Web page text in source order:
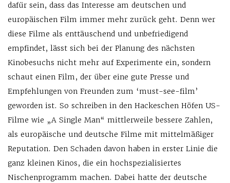
dafür sein, dass das Interesse am deutschen und
europäischen Film immer mehr zurück geht. Denn wer
diese Filme als enttäuschend und unbefriedigend
empfindet, lässt sich bei der Planung des nächsten
Kinobesuchs nicht mehr auf Experimente ein, sondern
schaut einen Film, der über eine gute Presse und
Empfehlungen von Freunden zum ‘must-see-film’
geworden ist. So schreiben in den Hackeschen Höfen US-
Filme wie „A Single Man“ mittlerweile bessere Zahlen,
als europäische und deutsche Filme mit mittelmäßiger
Reputation. Den Schaden davon haben in erster Linie die
ganz kleinen Kinos, die ein hochspezialisiertes
Nischenprogramm machen. Dabei hatte der deutsche